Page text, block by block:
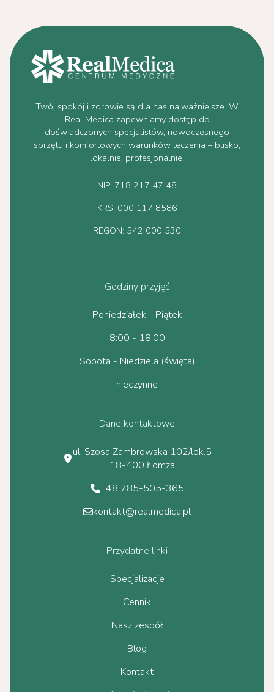
Twój spokój i zdrowie są dla nas najważniejsze. W
Real Medica zapewniamy dostęp do
doświadczonych specjalistów, nowoczesnego
sprzętu i komfortowych warunków leczenia – blisko,
lokalnie, profesjonalnie.
NIP: 718 217 47 48
KRS: 000 117 8586
REGON: 542 000 530
Godziny przyjęć
Poniedziałek - Piątek
8:00 - 18:00
Sobota - Niedziela (święta)
nieczynne
Dane kontaktowe
ul. Szosa Zambrowska 102/lok.5
18-400 Łomża
+48 785-505-365
kontakt@realmedica.pl
Przydatne linki
Specjalizacje
Cennik
Nasz zespół
Blog
Kontakt